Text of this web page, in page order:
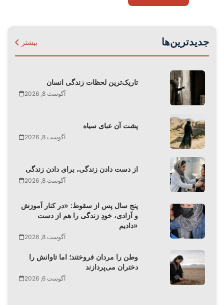
جدیدترین‌ها بیشتر
تاریک‌ترین لحظات زندگی انسان
آگوست 8, 2026
پشت آن عبای سیاه
آگوست 8, 2026
از دست دادن زندگی، برای دادن زندگی
آگوست 8, 2026
پنج سال پس از سقوط: «در کنار آموزش
و آزادی، خودِ زندگی را هم از دست
دادیم»
آگوست 8, 2026
وطن را مردان فروختند؛ اما تاوانش را
دختران می‌پردازند
آگوست 6, 2026